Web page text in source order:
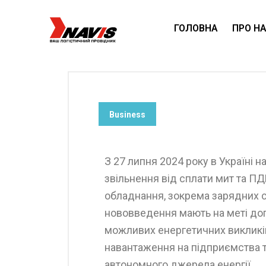
ГОЛОВНА ПРО
Business
З 27 липня 2024 року в Україні
звільнення від сплати мит та
обладнання, зокрема зарядних
нововведення мають на меті
можливих енергетичних
навантаження на